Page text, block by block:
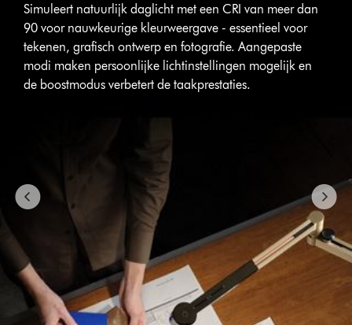
Simuleert natuurlijk daglicht met een CRI van meer dan
90 voor nauwkeurige kleurweergave - essentieel voor
tekenen, grafisch ontwerp en fotografie. Aangepaste
modi maken persoonlijke lichtinstellingen mogelijk en
de boostmodus verbetert de taakprestaties.